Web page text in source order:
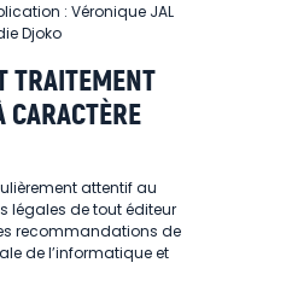
: Véronique JAL
Djoko
TRAITEMENT
CARACTÈRE
attentif au
légales de tout éditeur
recommandations de
de l’informatique et